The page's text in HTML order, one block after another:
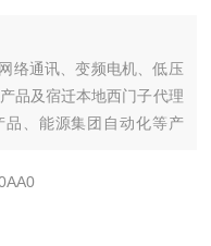
络通讯、变频电机、低压
品及宿迁本地西门子代理
、能源集团自动化等产
工业企业提供西门子自动